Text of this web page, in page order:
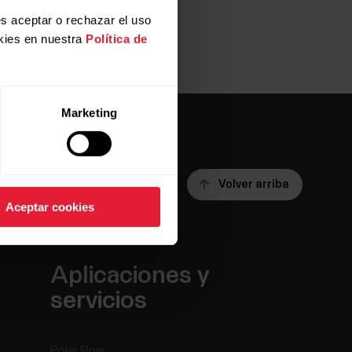
aceptar o rechazar el uso
en nuestra Política de
Marketing
Aceptar cookies
Volver arriba
Aplicaciones y
servicios